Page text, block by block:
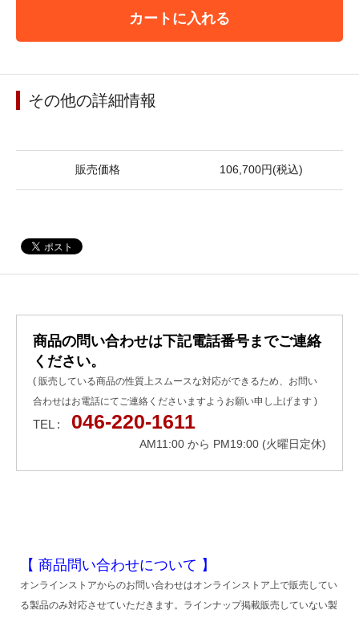
カートに入れる
その他の詳細情報
販売価格 106,700円(税込)
商品の問い合わせは下記電話番号までご連絡
ください。
( 販売している商品の性質上スムースな対応ができるため、お問い
合わせはお電話にてご連絡くださいますようお願い申し上げます )
TEL : 046-220-1611
AM11:00 から PM19:00 (火曜日定休)
【 商品問い合わせについて 】
オンラインストアからのお問い合わせはオンラインストア上で販売してい
る製品のみ対応させていただきます。ラインナップ掲載販売していない製